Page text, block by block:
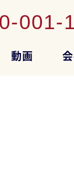
001-
動画